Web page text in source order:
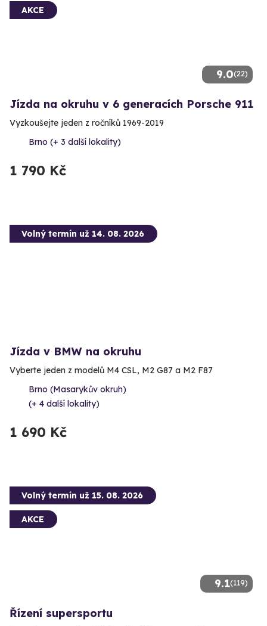
9.0(22)
AKCE
Jízda na okruhu v 6 generacích Porsche 911
Vyzkoušejte jeden z ročníků 1969-2019
Brno (+ 3 další lokality)
1 790 Kč
Volný termín už 14. 08. 2026
Jízda v BMW na okruhu
Vyberte jeden z modelů M4 CSL, M2 G87 a M2 F87
Brno (Masarykův okruh)
(+ 4 další lokality)
1 690 Kč
9.1(119)
Volný termín už 15. 08. 2026
AKCE
Řízení supersportu